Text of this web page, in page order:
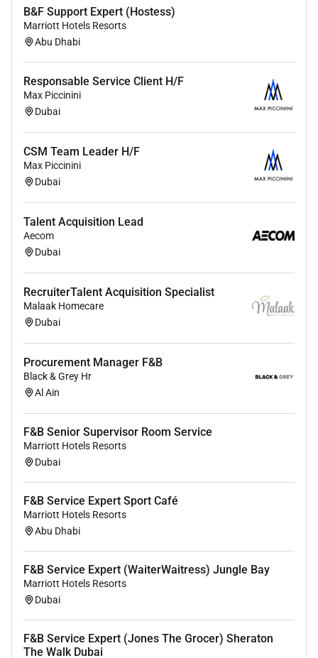
Collaborer avec les quipes automation web et
copywriting pour maximiser les taux de
conversion.
Proposer des actions concrtes pour faire baisser
le CPL et augmenter la qualit des leads entrants.
3. Analyse de performance & amlioration continue :
Suivre les KPIs cls : nombre de leads qualifis
ROAS CPL taux de conversion
Identifier les quick wins et les opportunits de
scaling.
Construire des plans daction avec le CEO et le
4. Collaboration transverse :
Travailler main dans la main avec les quipes
Marketing Sales Social Media Web Copywriting
et Service Client.
en lien avec limage de la marque.
Profil recherch :
Exprience :
ou le Coaching
Vous avez dj pilot des budgets publicitaires
Vous avez optimis des tunnels de vente (VSL
B&F Support Expert (Hostess)
Marriott Hotels Resorts
Abu Dhabi
Responsable Service Client H/F
Max Piccinini
Dubai
CSM Team Leader H/F
Max Piccinini
Dubai
Talent Acquisition Lead
Aecom
Dubai
RecruiterTalent Acquisition Specialist
Malaak Homecare
Dubai
Procurement Manager F&B
Black & Grey Hr
Al Ain
F&B Senior Supervisor Room Service
Marriott Hotels Resorts
Dubai
F&B Service Expert Sport Café
Marriott Hotels Resorts
Abu Dhabi
F&B Service Expert (WaiterWaitress) Jungle Bay
Marriott Hotels Resorts
Dubai
F&B Service Expert (Jones The Grocer) Sheraton
The Walk Dubai